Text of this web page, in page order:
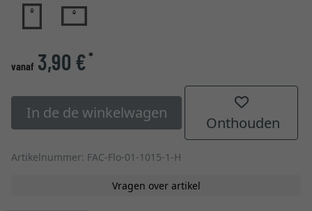
vanaf 3,90 €*
In de de winkelwagen
Onthouden
Artikelnummer: FAC-Flo-01-1015-1-H
Vragen over artikel